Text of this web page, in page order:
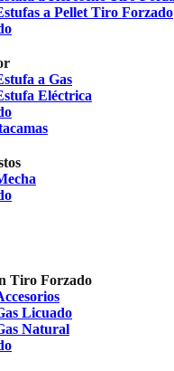
a Pellet Tiro Forzado
a Gas
Eléctrica
Tiro Forzado
Licuado
Natural